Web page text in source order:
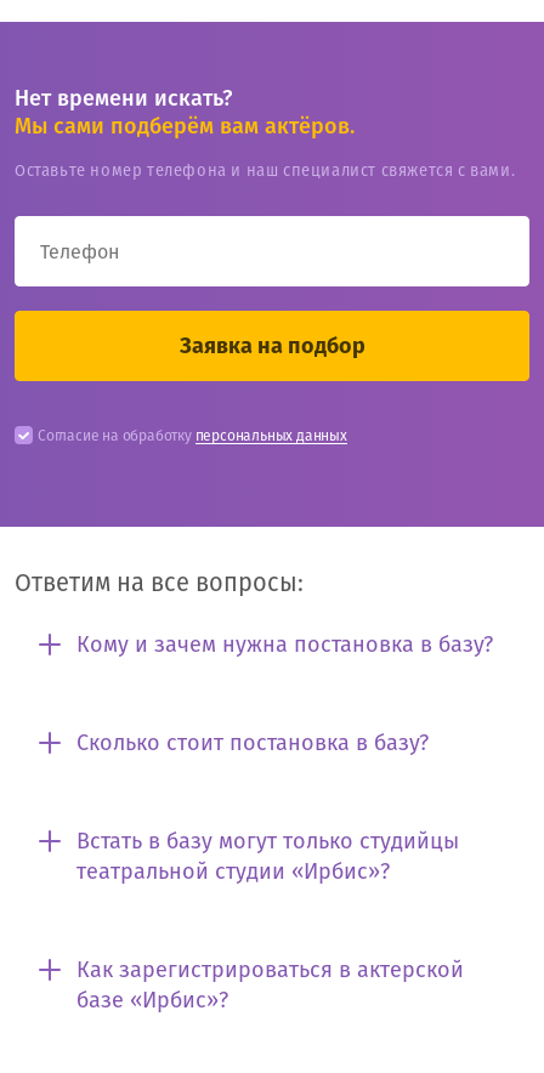
Нет времени искать?
Мы сами подберём вам актёров.
Оставьте номер телефона и наш специалист свяжется с вами.
Согласие на обработку персональных данных
Ответим на все вопросы:
Кому и зачем нужна постановка в базу?
Сколько стоит постановка в базу?
Встать в базу могут только студийцы
театральной студии «Ирбис»?
Как зарегистрироваться в актерской
базе «Ирбис»?